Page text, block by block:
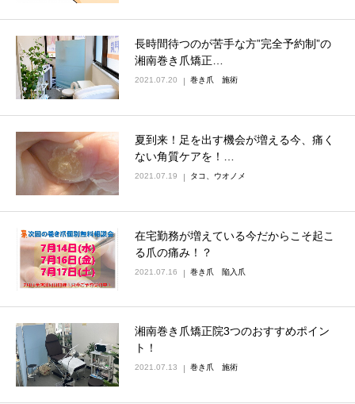
長時間待つのが苦手な方”完全予約制”の
湘南巻き爪矯正…
2021.07.20 巻き爪 施術
夏到来！足を出す機会が増える今、痛く
ない角質ケアを！…
2021.07.19 タコ、ウオノメ
在宅勤務が増えている今だからこそ起こ
る爪の痛み！？
2021.07.16 巻き爪 陥入爪
湘南巻き爪矯正院3つのおすすめポイン
ト！
2021.07.13 巻き爪 施術